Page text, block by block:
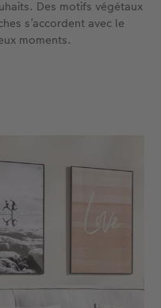
«Art Collection»
mousse
personnalisée
Des motifs végétaux
s’accordent avec le
moments.